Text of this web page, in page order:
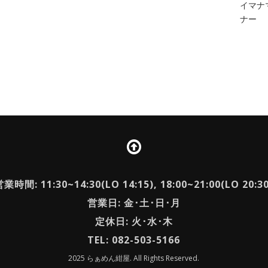
イマナ
ナー
業時間: 11:30~14:30(LO 14:15), 18:00~21:00(LO
営業日: 金･土･日･月
定休日: 火･水･木
TEL: 082-503-5166
2025 らぁめん紺屋. All Rights Reserved.